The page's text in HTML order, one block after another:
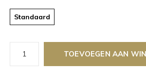
Standaard
TOEVOEGEN AAN